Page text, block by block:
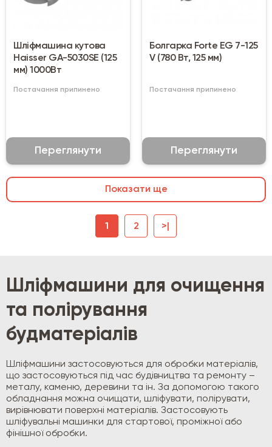
Шліфмашина кутова
Haisser GA-5030SE (125
мм) 1000Вт
Постачання припинено
Переглянути
Болгарка Forte EG 7-125
V (780 Вт, 125 мм)
Постачання припинено
Переглянути
Показати ще
1 2 >|
Шліфмашини для очищення
та полірування
будматеріалів
Шліфмашини застосовуються для обробки матеріалів,
що застосовуються під час будівництва та ремонту –
металу, каменю, деревини та ін. За допомогою такого
обладнання можна очищати, шліфувати, полірувати,
вирівнювати поверхні матеріалів. Застосовують
шліфувальні машинки для стартової, проміжної або
фінішної обробки.